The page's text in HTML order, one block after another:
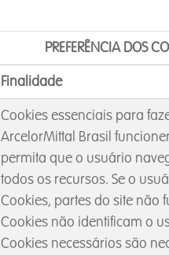
PREFERÊNCIA DOS
Finalidade
Cookies essenciais para
ArcelorMittal Brasil
permita que o usuário
todos os recursos. Se o
Cookies, partes do site não
Cookies não identificam o
Cookies necessários são